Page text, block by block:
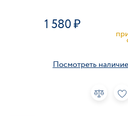
1 580
Посмотреть